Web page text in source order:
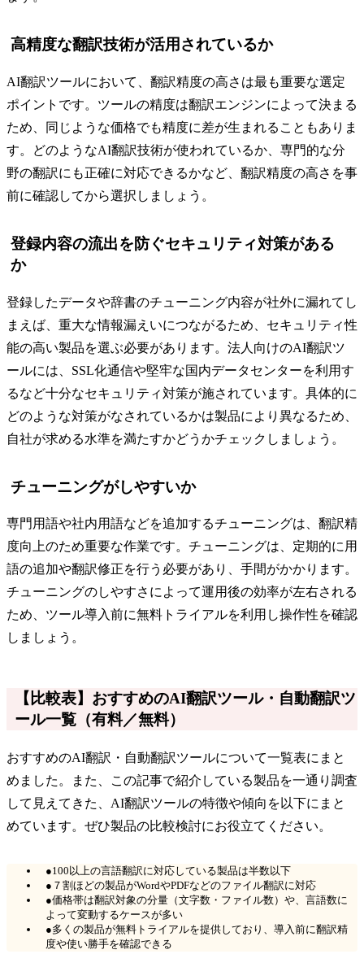
高精度な翻訳技術が活用されているか
AI翻訳ツールにおいて、翻訳精度の高さは最も重要な選定
ポイントです。ツールの精度は翻訳エンジンによって決まる
ため、同じような価格でも精度に差が生まれることもありま
す。どのようなAI翻訳技術が使われているか、専門的な分
野の翻訳にも正確に対応できるかなど、翻訳精度の高さを事
前に確認してから選択しましょう。
登録内容の流出を防ぐセキュリティ対策がある
か
登録したデータや辞書のチューニング内容が社外に漏れてし
まえば、重大な情報漏えいにつながるため、セキュリティ性
能の高い製品を選ぶ必要があります。法人向けのAI翻訳ツ
ールには、SSL化通信や堅牢な国内データセンターを利用す
るなど十分なセキュリティ対策が施されています。具体的に
どのような対策がなされているかは製品により異なるため、
自社が求める水準を満たすかどうかチェックしましょう。
チューニングがしやすいか
専門用語や社内用語などを追加するチューニングは、翻訳精
度向上のため重要な作業です。チューニングは、定期的に用
語の追加や翻訳修正を行う必要があり、手間がかかります。
チューニングのしやすさによって運用後の効率が左右される
ため、ツール導入前に無料トライアルを利用し操作性を確認
しましょう。
【比較表】おすすめのAI翻訳ツール・自動翻訳ツ
ール一覧（有料／無料）
おすすめのAI翻訳・自動翻訳ツールについて一覧表にまと
めました。また、この記事で紹介している製品を一通り調査
して見えてきた、AI翻訳ツールの特徴や傾向を以下にまと
めています。ぜひ製品の比較検討にお役立てください。
●100以上の言語翻訳に対応している製品は半数以下
●７割ほどの製品がWordやPDFなどのファイル翻訳に対応
●価格帯は翻訳対象の分量（文字数・ファイル数）や、言語数に
よって変動するケースが多い
●多くの製品が無料トライアルを提供しており、導入前に翻訳精
度や使い勝手を確認できる